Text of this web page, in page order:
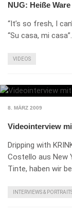
NUG: Heiße
“It’s so fresh, I
“Su casa, mi
VIDEOS
8. MÄRZ 2009
Videointerview
Dripping with
Costello aus New
Tinte, haben wir
INTERVIEWS &